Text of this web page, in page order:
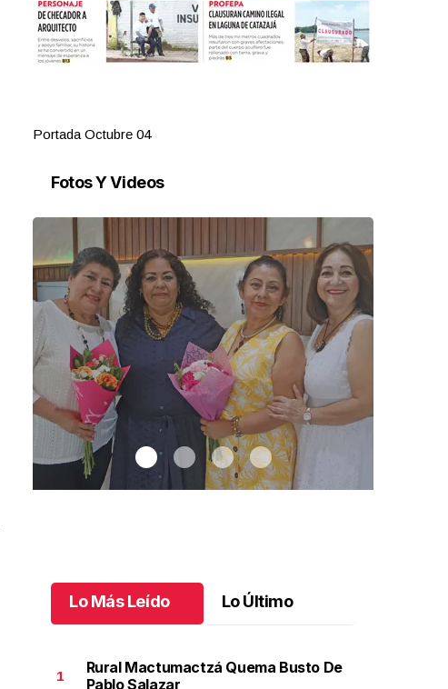
Portada Octubre 04
Fotos Y Videos
Lo Más Leído Lo Último
1
Rural Mactumactzá Quema Busto De
Pablo Salazar